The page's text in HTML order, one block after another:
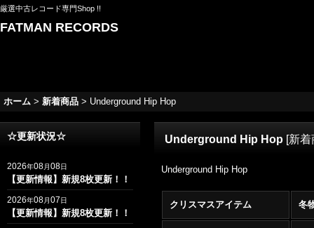
厳選中古レコード専門Shop !!
FATMAN RECORDS
ホーム > 新着商品 > Underground Hip Hop
☆更新状況☆
2026年08月08日
【更新情報】新規8枚更新！！
2026年08月07日
【更新情報】新規8枚更新！！
Underground Hip Hop [新着
Underground Hip Hop
クリスマスアイテム 冬